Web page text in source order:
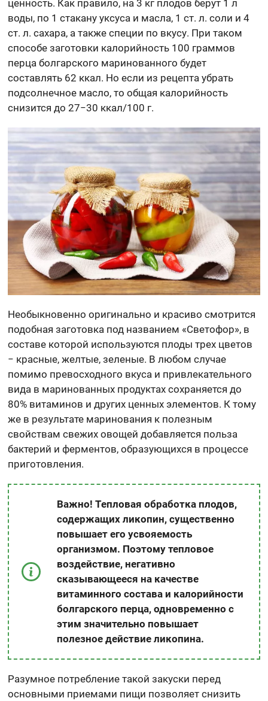
ценность. Как правило, на 3 кг плодов берут 1 л
воды, по 1 стакану уксуса и масла, 1 ст. л. соли и 4
ст. л. сахара, а также специи по вкусу. При таком
способе заготовки калорийность 100 граммов
перца болгарского маринованного будет
составлять 62 ккал. Но если из рецепта убрать
подсолнечное масло, то общая калорийность
снизится до 27−30 ккал/100 г.
Необыкновенно оригинально и красиво смотрится
подобная заготовка под названием «Светофор», в
составе которой используются плоды трех цветов
− красные, желтые, зеленые. В любом случае
помимо превосходного вкуса и привлекательного
вида в маринованных продуктах сохраняется до
80% витаминов и других ценных элементов. К тому
же в результате маринования к полезным
свойствам свежих овощей добавляется польза
бактерий и ферментов, образующихся в процессе
приготовления.
Важно! Тепловая обработка плодов,
содержащих ликопин, существенно
повышает его усвояемость
организмом. Поэтому тепловое
воздействие, негативно
сказывающееся на качестве
витаминного состава и калорийности
болгарского перца, одновременно с
этим значительно повышает
полезное действие ликопина.
Разумное потребление такой закуски перед
основными приемами пищи позволяет снизить